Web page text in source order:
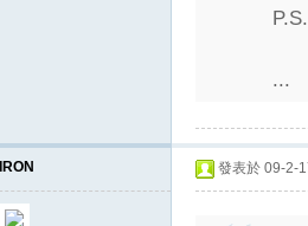
...
IRON 發表於 09-2-